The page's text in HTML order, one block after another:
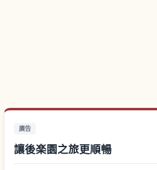
廣告
讓後楽園之旅更順暢